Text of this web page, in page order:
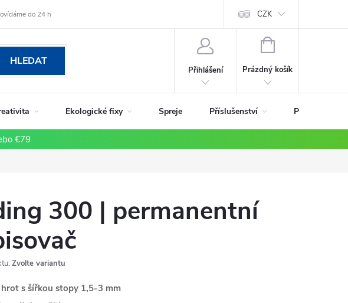
do 24 h
Obchodní podmínky CZK
HLEDAT
Přihlášení
NÁKUPNÍ
Prázdný košík
Ekologické fixy Spreje Příslušenství Podle
€79
300 | permanentní
Zvolte variantu
s šířkou stopy 1,5-3 mm